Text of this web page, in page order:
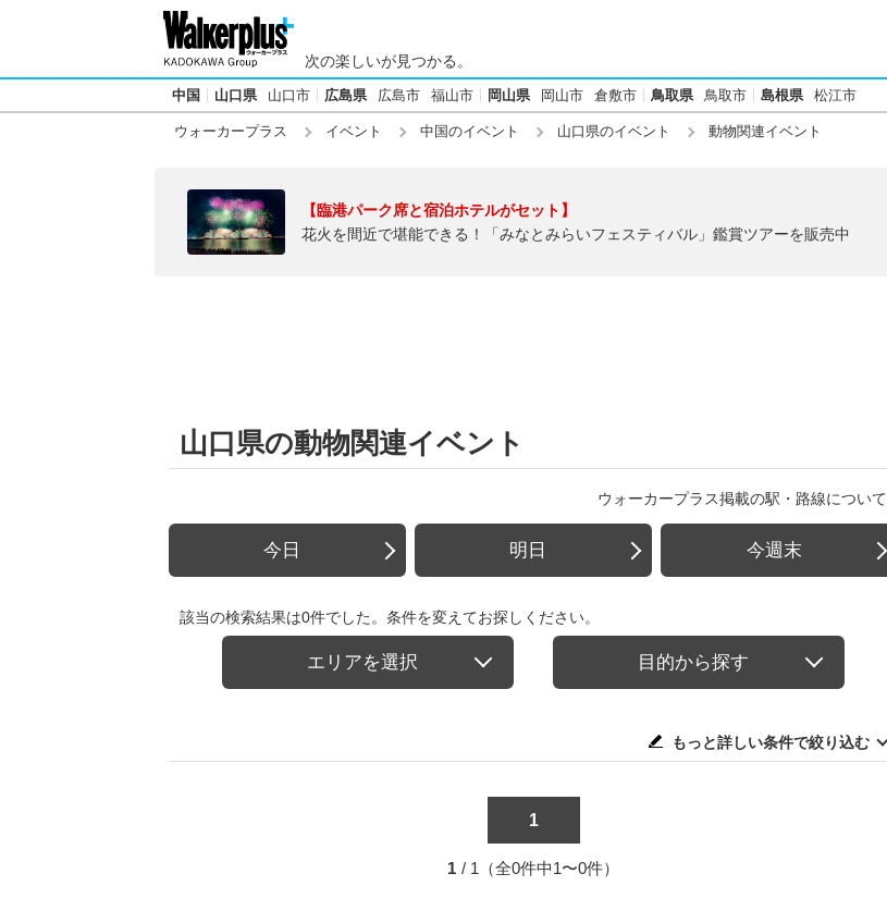
次の楽しいが見つかる。
中国 山口県 山口市 広島県 広島市 福山市 岡山県 岡山市 倉敷市 鳥取県 鳥取市 島根県 松江市
ウォーカープラス イベント 中国のイベント 山口県のイベント 動物関連イベント
【臨港パーク席と宿泊ホテルがセット】
花火を間近で堪能できる！「みなとみらいフェスティバル」鑑賞ツアーを販売中
山口県の動物関連イベント
ウォーカープラス掲載の駅・路線について
今日 明日 今週末
該当の検索結果は0件でした。条件を変えてお探しください。
エリアを選択 目的から探す
もっと詳しい条件で絞り込む
1
1 / 1（全0件中1〜0件）